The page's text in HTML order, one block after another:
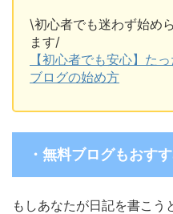
\初心者でも迷わず始め
ます/
【初心者でも安心】た
ブログの始め方
・無料ブログもおす
もしあなたが日記を書こ